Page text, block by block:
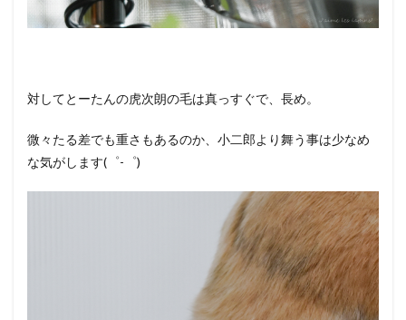
対してとーたんの虎次朗の毛は真っすぐで、長め。
微々たる差でも重さもあるのか、小二郎より舞う事は少なめ
な気がします(゜-゜)